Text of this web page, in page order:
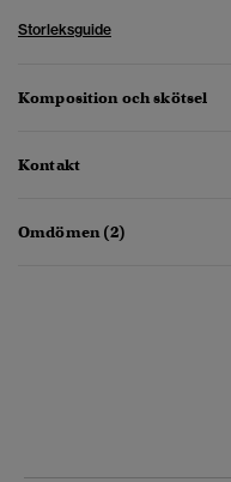
Storleksguide
Komposition och skötsel
Kontakt
Omdömen (2)